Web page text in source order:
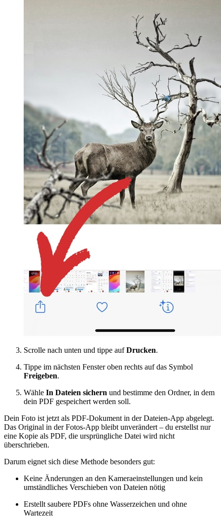
Scrolle nach unten und tippe aufDrucken.
Tippe im nächsten Fenster oben rechts auf das Symbol
Freigeben.
Wähle In Dateien sichern und bestimme den Ordner, in dem
dein PDF gespeichert werden soll.
Dein Foto ist jetzt als PDF-Dokument in der Dateien-App abgelegt.
Das Original in der Fotos-App bleibt unverändert – du erstellst nur
eine Kopie als PDF, die ursprüngliche Datei wird nicht
überschrieben.
Darum eignet sich diese Methode besonders gut:
Keine Änderungen an den Kameraeinstellungen und kein
umständliches Verschieben von Dateien nötig
Erstellt saubere PDFs ohne Wasserzeichen und ohne
Wartezeit